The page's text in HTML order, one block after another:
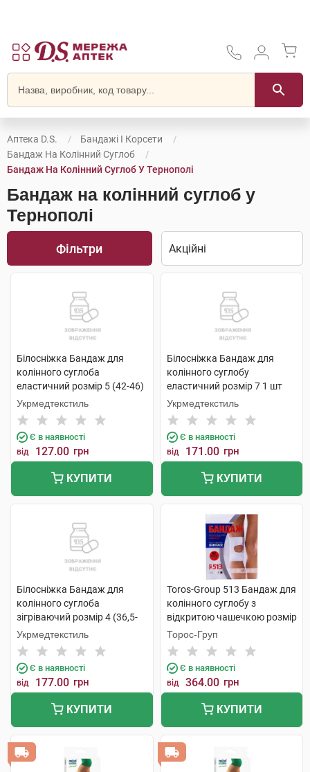
Аптека D.S.
Бандажі І Корсети
Бандаж На Колінний Суглоб
Бандаж На Колінний Суглоб У Тернополі
Бандаж на колінний суглоб у
Тернополі
Фільтри
Білосніжка Бандаж для
колінного суглоба
еластичний розмір 5 (42-46)
1 шт
Укрмедтекстиль
Є в наявності
від 127.00 грн
КУПИТИ
Білосніжка Бандаж для
колінного суглобу
еластичний розмір 7 1 шт
Укрмедтекстиль
Є в наявності
від 171.00 грн
КУПИТИ
Білосніжка Бандаж для
колінного суглоба
зігріваючий розмір 4 (36,5-
39) 1 шт
Укрмедтекстиль
Є в наявності
від 177.00 грн
КУПИТИ
Toros-Group 513 Бандаж для
колінного суглобу з
відкритою чашечкою розмір
3 бежевий 1 шт
Торос-Груп
Є в наявності
від 364.00 грн
КУПИТИ